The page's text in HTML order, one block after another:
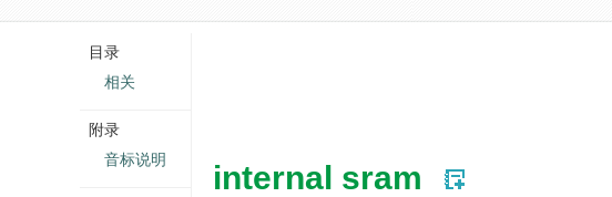
internal sram
目录
相关
附录
音标说明